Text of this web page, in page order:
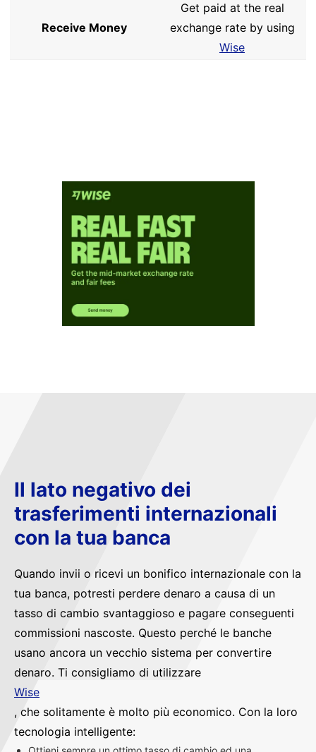
Receive Money
Get paid at the real
exchange rate by using
Wise
Il lato negativo dei
trasferimenti internazionali
con la tua banca
Quando invii o ricevi un bonifico internazionale con la
tua banca, potresti perdere denaro a causa di un
tasso di cambio svantaggioso e pagare conseguenti
commissioni nascoste. Questo perché le banche
usano ancora un vecchio sistema per convertire
denaro. Ti consigliamo di utilizzare
Wise
, che solitamente è molto più economico. Con la loro
tecnologia intelligente: